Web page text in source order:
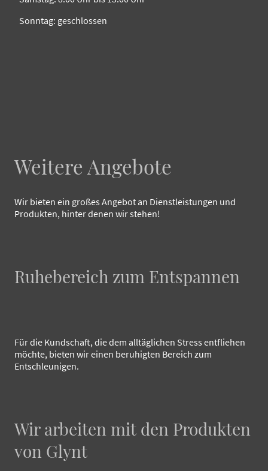
Sonntag: geschlossen
Weitere Angebote
Wir bieten ein großes Angebot an Dienstleistungen und
Produkten, hinter denen wir stehen!
Ruhebereich zum Entspannen
Für die Kundschaft, die dem alltäglichen Stress entfliehen
möchte, bieten wir einen beruhigten Bereich zum
Entschleunigen.
Wir arbeiten mit den Produkten
von Glynt